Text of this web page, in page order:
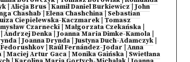
|Alicja Brus|Kamil Daniel Burkiewicz|John
Chashab|Elena Chashchina|Sebastian
Ciepielewska-Kaczmarek| Tomasz
Czarnecki|Małgorzata Czekańska
Andrzej Denka|Joanna Maria Dimke-Kamola
|Joanna Drynda|Justyna Duch-Adamczyk
|Raúl Fernández-Jodar|Anna
|Maciej Artur Gaca|Monika Gaińska |Swietłana